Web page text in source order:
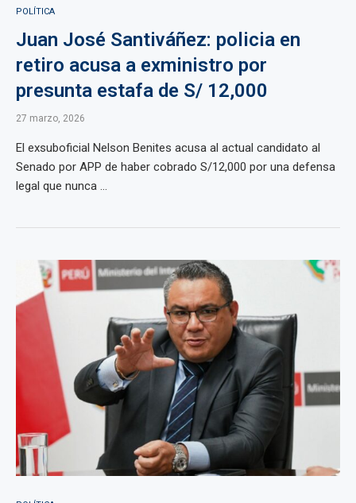
POLÍTICA
Juan José Santiváñez: policia en
retiro acusa a exministro por
presunta estafa de S/ 12,000
27 marzo, 2026
El exsuboficial Nelson Benites acusa al actual candidato al
Senado por APP de haber cobrado S/12,000 por una defensa
legal que nunca ...